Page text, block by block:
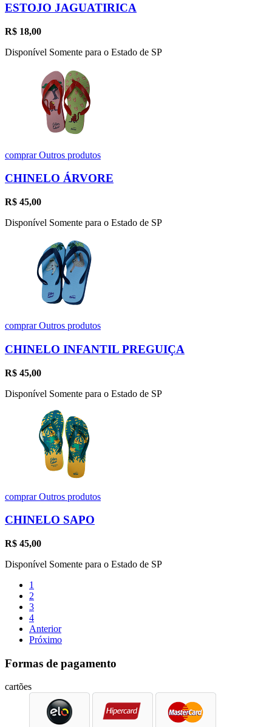
ESTOJO JAGUATIRICA
R$ 18,00
Disponível Somente para o Estado de SP
comprarOutros produtos
CHINELO ÁRVORE
R$ 45,00
Disponível Somente para o Estado de SP
comprarOutros produtos
CHINELO INFANTIL PREGUIÇA
R$ 45,00
Disponível Somente para o Estado de SP
comprarOutros produtos
CHINELO SAPO
R$ 45,00
Disponível Somente para o Estado de SP
1
2
3
4
Anterior
Próximo
Formas de pagamento
cartões